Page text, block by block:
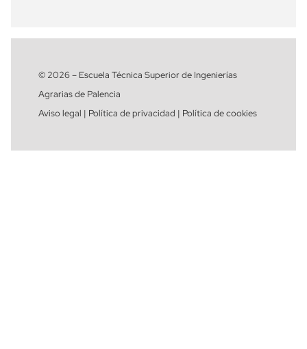
© 2026 – Escuela Técnica Superior de Ingenierías
Agrarias de Palencia
Aviso legal | Política de privacidad | Política de cookies